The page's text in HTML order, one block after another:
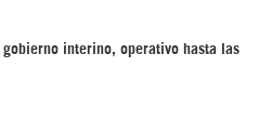
gobierno interino, operativo hasta las